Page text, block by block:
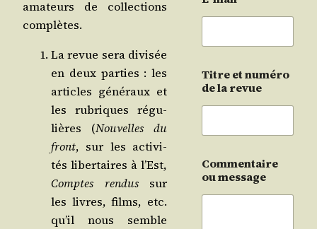
ama­teurs de col­lec­tions
complètes.
La revue sera divi­sée
en deux par­ties : les
articles géné­raux et
les rubriques régu­
lières (Nou­velles du
front, sur les acti­vi­
tés liber­taires à l’Est,
Comptes ren­dussur
les livres, films, etc.
qu’il nous semble
Titre et numéro
de la revue
Commentaire
ou message